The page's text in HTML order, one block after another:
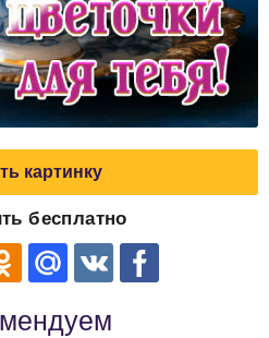
картинку
бесплатно